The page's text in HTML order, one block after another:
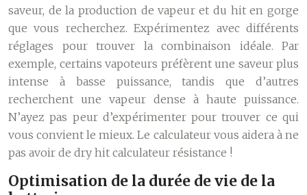
saveur, de la production de vapeur et du hit en gorge
que vous recherchez. Expérimentez avec différents
réglages pour trouver la combinaison idéale. Par
exemple, certains vapoteurs préfèrent une saveur plus
intense à basse puissance, tandis que d’autres
recherchent une vapeur dense à haute puissance.
N’ayez pas peur d’expérimenter pour trouver ce qui
vous convient le mieux. Le calculateur vous aidera à ne
pas avoir de dry hit calculateur résistance !
Optimisation de la durée de vie de la